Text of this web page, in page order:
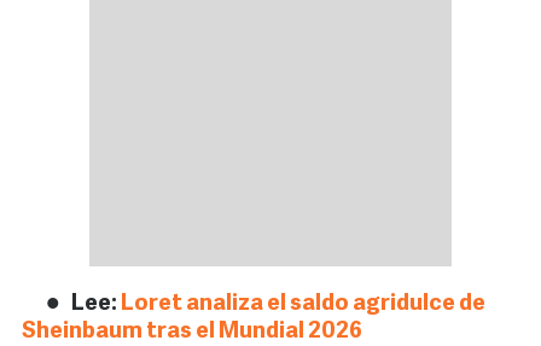
Lee: Loret analiza el saldo agridulce de
Sheinbaum tras el Mundial 2026